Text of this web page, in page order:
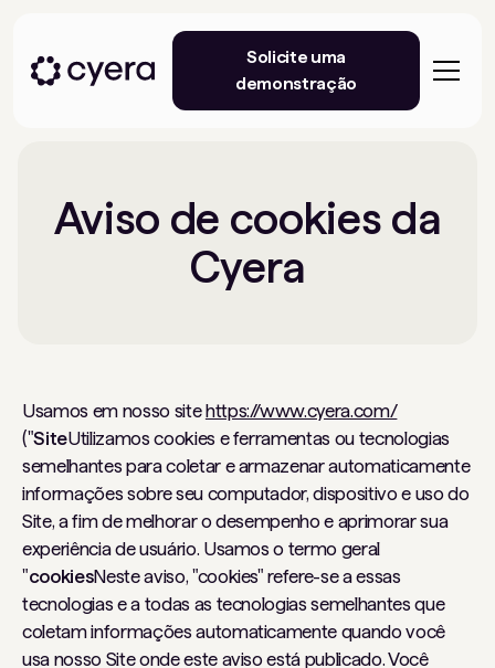
Solicite uma
demonstração
Aviso de cookies da
Cyera
Usamos em nosso sitehttps://www.cyera.com/
("SiteUtilizamos cookies e ferramentas ou tecnologias
semelhantes para coletar e armazenar automaticamente
informações sobre seu computador, dispositivo e uso do
Site, a fim de melhorar o desempenho e aprimorar sua
experiência de usuário. Usamos o termo geral
"cookiesNeste aviso, "cookies" refere-se a essas
tecnologias e a todas as tecnologias semelhantes que
coletam informações automaticamente quando você
usa nosso Site onde este aviso está publicado. Você